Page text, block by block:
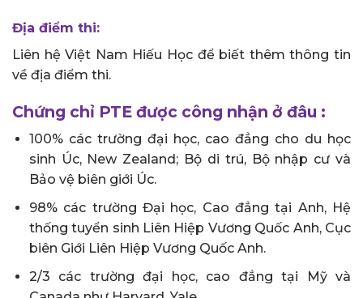
Địa điểm thi:
Liên hệ Việt Nam Hiếu Học để biết thêm thông tin
về địa điểm thi.
Chứng chỉ PTE được công nhận ở đâu :
100% các trường đại học, cao đẳng cho du học
sinh Úc, New Zealand; Bộ di trú, Bộ nhập cư và
Bảo vệ biên giới Úc.
98% các trường Đại học, Cao đẳng tại Anh, Hệ
thống tuyển sinh Liên Hiệp Vương Quốc Anh, Cục
biên Giới Liên Hiệp Vương Quốc Anh.
2/3 các trường đại học, cao đẳng tại Mỹ và